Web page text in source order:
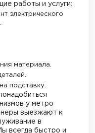
работы и услуги:
электрического
материала.
подставку.
у метро
выезжают к
в
всегда быстро и